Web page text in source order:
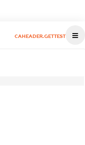
CAHEADER.GETTEST